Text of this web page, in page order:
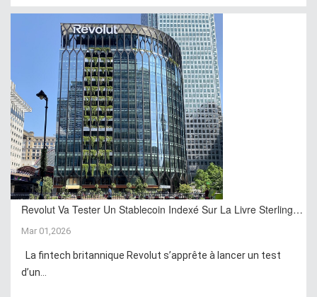
Revolut Va Tester Un Stablecoin Indexé Sur La Livre Sterling…
Mar 01,2026
La fintech britannique Revolut s’apprête à lancer un test
d’un...